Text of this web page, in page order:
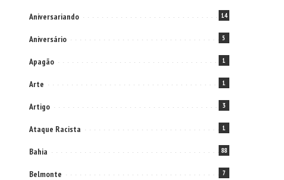
Aniversariando 14
Aniversário 5
Apagão 1
Arte 1
Artigo 3
Ataque Racista 1
Bahia 88
Belmonte 7